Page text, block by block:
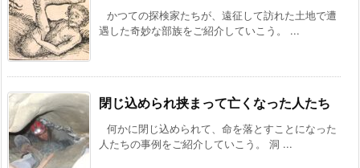
かつての探検家たちが、遠征して訪れた土地で遭
遇した奇妙な部族をご紹介していこう。 ...
閉じ込められ挟まって亡くなった人たち
何かに閉じ込められて、命を落とすことになった
人たちの事例をご紹介していこう。 洞 ...